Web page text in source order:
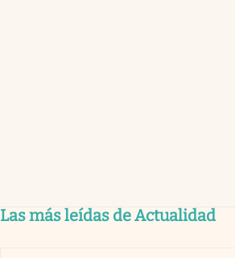
Las más leídas de Actualidad